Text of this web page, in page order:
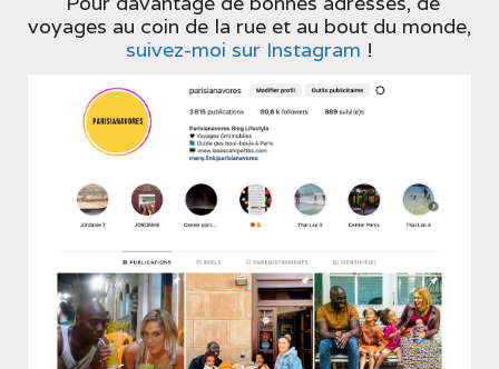
Les Jardins de Marqueyssac
Ces jardins suspendus offrent l’une des plus belles
vues sur la vallée de la Dordogne, avec des
kilomètres de sentiers ombragés bordés de buis
centenaires taillés à la main.
Tarif : Adulte : 12,90€, enfant : 6,90€.Jardins de
Marqueyssac
voyages au coin de la rue et au bout du monde,
suivez-moi sur Instagram !